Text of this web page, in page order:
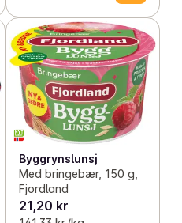
Byggrynslunsj
Med bringebær, 150 g,
Fjordland
21,20 kr